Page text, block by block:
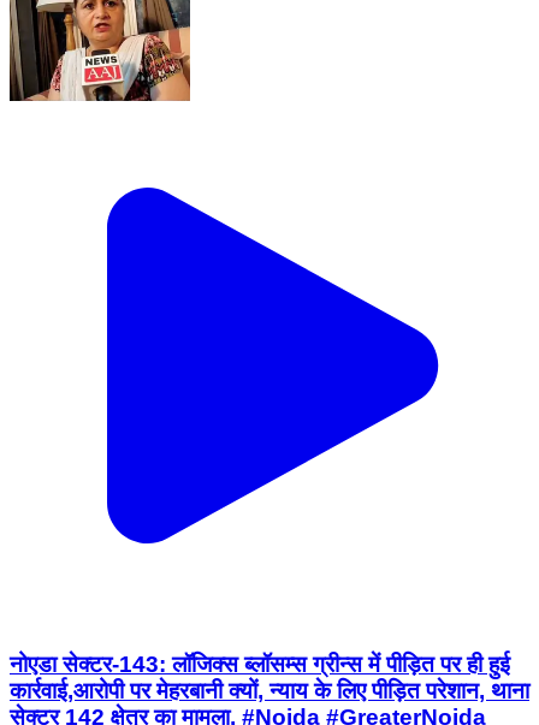
नोएडा सेक्टर-143: लॉजिक्स ब्लॉसम्स ग्रीन्स में पीड़ित पर ही हुई
कार्रवाई,आरोपी पर मेहरबानी क्यों, न्याय के लिए पीड़ित परेशान, थाना
सेक्टर 142 क्षेत्र का मामला, #Noida #GreaterNoida